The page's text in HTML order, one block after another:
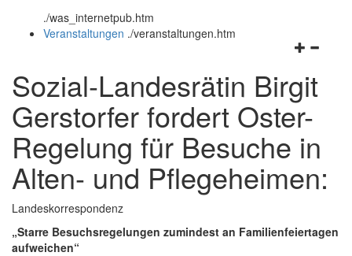
und
schließen
./was_internetpub.htm
und
schließen
Veranstaltungen ./veranstaltungen.htm
Sozial-Landesrätin Birgit
Gerstorfer fordert Oster-
Regelung für Besuche in
Alten- und Pflegeheimen:
Landeskorrespondenz
„Starre Besuchsregelungen zumindest an Familienfeiertagen
aufweichen“